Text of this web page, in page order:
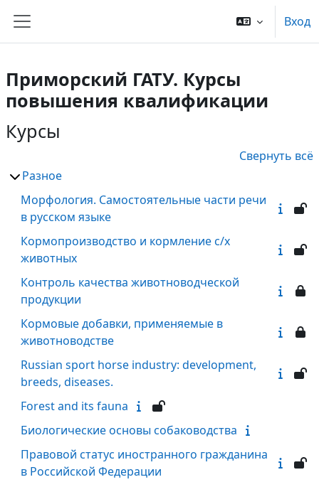
Боковая панель
Вход
Приморский ГАТУ. Курсы
повышения квалификации
Курсы
Свернуть всё
Разное
Морфология. Самостоятельные части речи
в русском языке
Кормопроизводство и кормление с/х
животных
Контроль качества животноводческой
продукции
Кормовые добавки, применяемые в
животноводстве
Russian sport horse industry: development,
breeds, diseases.
Forest and its fauna
Биологические основы собаководства
Правовой статус иностранного гражданина
в Российской Федерации